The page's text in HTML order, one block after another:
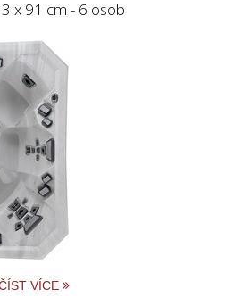
x 91 cm - 6 osob
VÍCE